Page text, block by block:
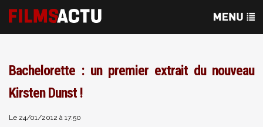
Bachelorette : un premier extrait du nouveau
Kirsten Dunst !
Le 24/01/2012 à 17:50